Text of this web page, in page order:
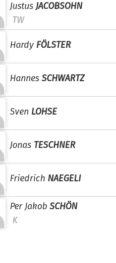
Justus JACOBSOHN
TW
Hardy FÖLSTER
Hannes SCHWARTZ
Sven LOHSE
Jonas TESCHNER
Friedrich NAEGELI
Per Jakob SCHÖN
K